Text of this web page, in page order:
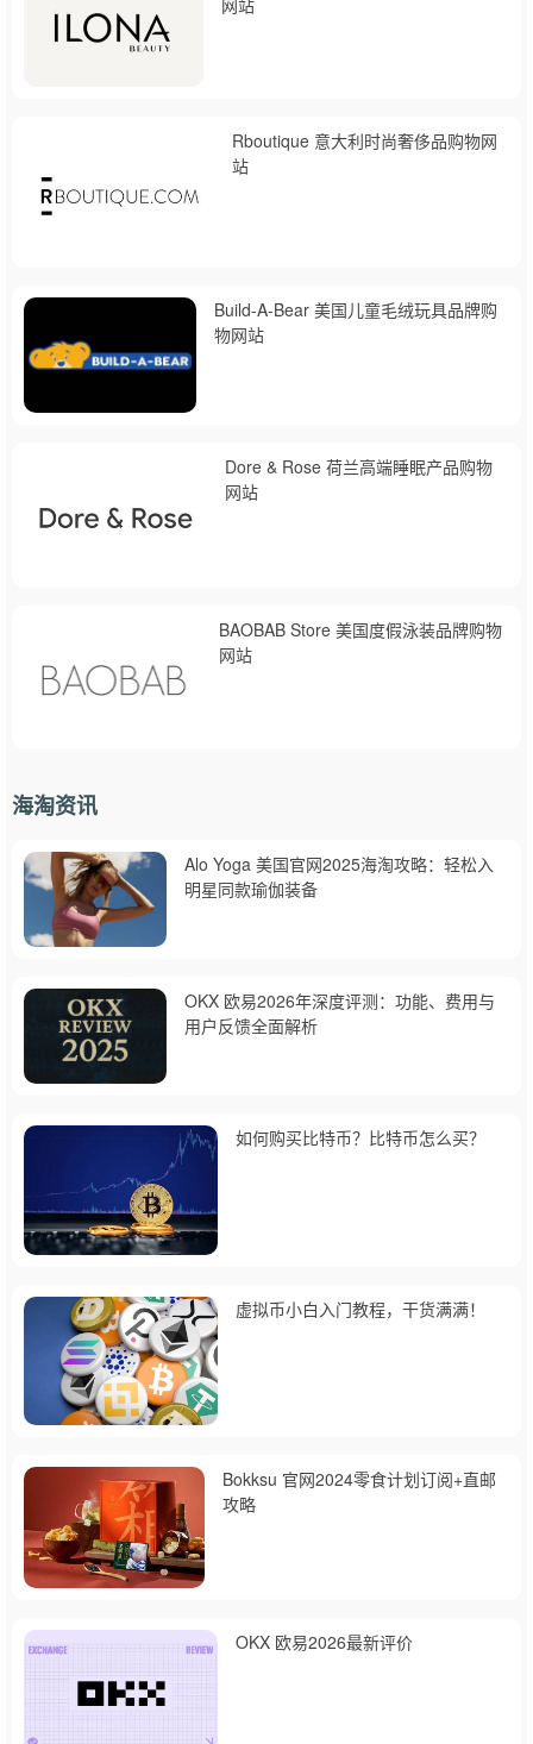
Rboutique 意大利时尚奢侈品购物网
站
Build-A-Bear 美国儿童毛绒玩具品牌购
物网站
Dore & Rose 荷兰高端睡眠产品购物
网站
BAOBAB Store 美国度假泳装品牌购物
网站
海淘资讯
Alo Yoga 美国官网2025海淘攻略：轻松入
明星同款瑜伽装备
OKX 欧易2026年深度评测：功能、费用与
用户反馈全面解析
如何购买比特币？比特币怎么买？
虚拟币小白入门教程，干货满满！
Bokksu 官网2024零食计划订阅+直邮
攻略
OKX 欧易2026最新评价